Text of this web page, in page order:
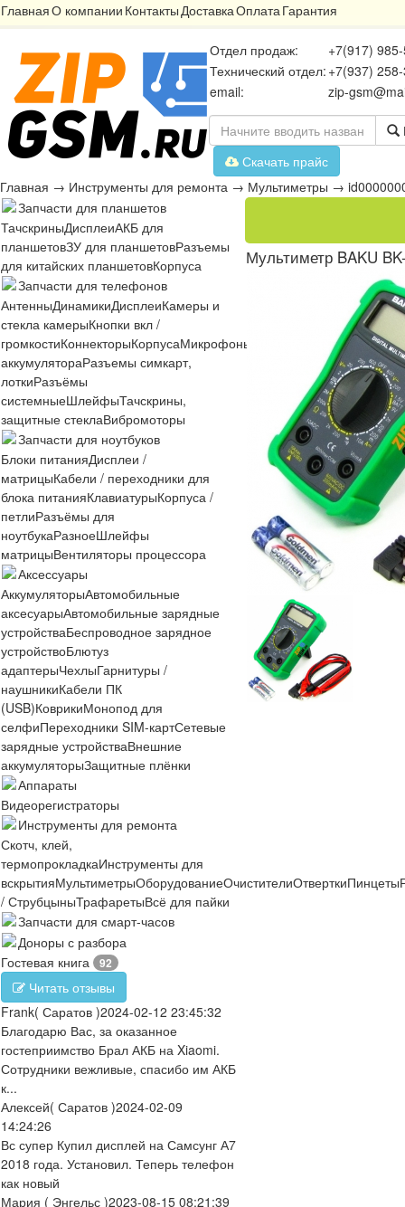
ГлавнаяО компании КонтактыДоставкаОплатаГарантия
Отдел продаж:
+7(917)
Технический отдел: +7(937)
email:
zip-
Скачать прайс
Главная → Инструменты для ремонта → Мультиметры →
Запчасти для планшетов
ТачскриныДисплеиАКБ для
планшетовЗУ для планшетовРазъемы
для китайских планшетовКорпуса
Запчасти для телефонов
АнтенныДинамикиДисплеиКамеры и
стекла камерыКнопки вкл /
громкостиКоннекторыКорпусаМикрофоны Платы
аккумулятораРазъемы симкарт,
лоткиРазъёмы
системныеШлейфыТачскрины,
защитные стеклаВибромоторы
Запчасти для ноутбуков
Блоки питанияДисплеи /
матрицыКабели / переходники для
блока питанияКлавиатурыКорпуса /
петлиРазъёмы для
ноутбукаРазноеШлейфы
матрицыВентиляторы процессора
Аксессуары
АккумуляторыАвтомобильные
аксесуарыАвтомобильные зарядные
устройстваБеспроводное зарядное
устройствоБлютуз
адаптерыЧехлыГарнитуры /
наушникиКабели ПК
(USB)КоврикиМонопод для
селфиПереходники SIM-картСетевые
зарядные устройстваВнешние
аккумуляторыЗащитные плёнки
Аппараты
Видеорегистраторы
Инструменты для ремонта
Скотч, клей,
термопрокладкаИнструменты для
вскрытияМультиметрыОборудованиеОчистителиОтверткиПинцеты
/ СтрубцыныТрафаретыВсё для пайки
Запчасти для смарт-часов
Доноры с разбора
Гостевая книга
92
Читать отзывы
Frank( Саратов )2024-02-12 23:45:32
Благодарю Вас, за оказанное
гостеприимство Брал АКБ на Xiaomi.
Сотрудники вежливые, спасибо им АКБ
к...
Алексей( Саратов )2024-02-09
14:24:26
Вс супер Купил дисплей на Самсунг А7
2018 года. Установил. Теперь телефон
как новый
Мария ( Энгельс )2023-08-15 08:21:39
Мультиметр BAKU